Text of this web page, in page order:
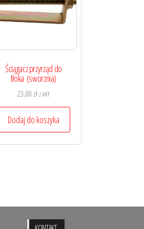
Ściągacz przyrząd do
tłoka (sworznia)
23,00 zł z VAT
Dodaj do koszyka